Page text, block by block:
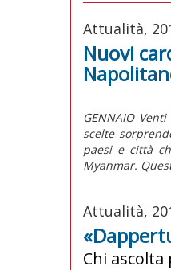
Attualità,
Nuovi
GENNAIO
scelte
paesi e città
Myanmar.
Attualità,
Chi